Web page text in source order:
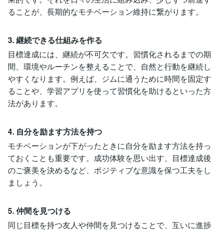
ることが、長期的なモチベーション維持に繋がります。
3. 継続できる仕組みを作る
目標達成には、継続が不可欠です。習慣化されるまでの期
間、環境やルーチンを整えることで、自然と行動を継続し
やすくなります。例えば、ジムに通うために時間を固定す
ることや、学習アプリを使って習慣化を助けるといった方
法があります。
4. 自分を励ます方法を持つ
モチベーションが下がったときに自分を励ます方法を持っ
ておくことも重要です。成功体験を思い出す、目標達成後
のご褒美を決めるなど、ポジティブな意識を保つ工夫をし
ましょう。
5. 仲間を見つける
同じ目標を持つ友人や仲間を見つけることで、互いに進捗